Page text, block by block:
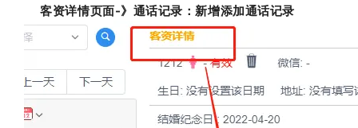
客资详情页面-》通话记录：新增添加通话记录